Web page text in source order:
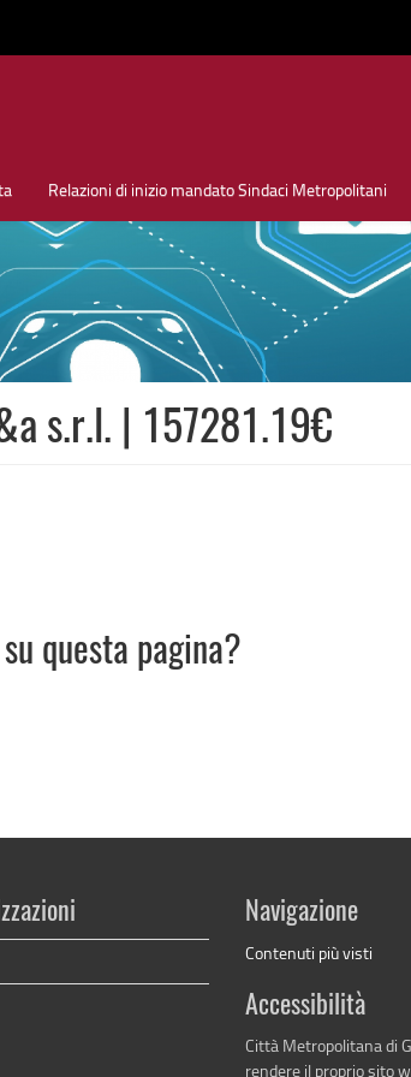
Relazioni di inizio mandato Sindaci Metropolitani
s.r.l. | 157281.19€
questa pagina?
Navigazione
Contenuti più visti
Accessibilità
Città Metropolitana di
rendere il proprio sito